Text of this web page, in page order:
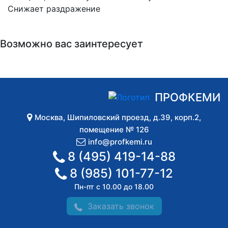
Снижает раздражение
Возможно вас заинтересует
ПРОФКЕМИ
Москва, Шипиловский проезд, д.39, корп.2,
помещение № 126
info@profkemi.ru
8 (495) 419-14-88
8 (985) 101-77-12
Пн-пт с 10.00 до 18.00
Заказать звонок